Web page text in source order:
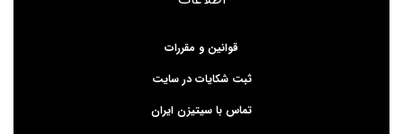
قوانین و مقررات
ثبت شکایات در سایت
تماس با سیتیزن ایران